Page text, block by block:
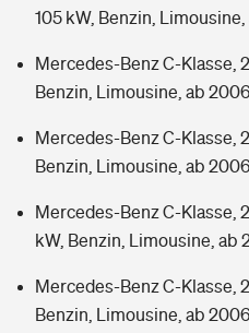
105 kW, Benzin,
Mercedes-Benz C-Klasse,
Benzin, Limousine, ab 2006
Mercedes-Benz C-Klasse,
Benzin, Limousine, ab 2006
Mercedes-Benz C-Klasse,
kW, Benzin, Limousine, ab
Mercedes-Benz C-Klasse,
Benzin, Limousine, ab 2006